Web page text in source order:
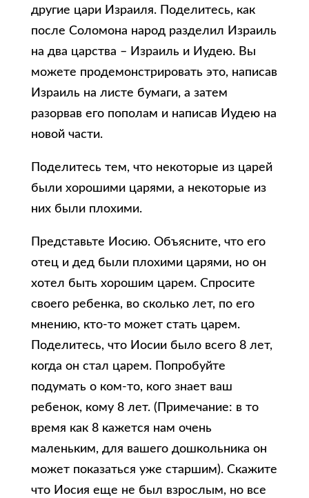
другие цари Израиля. Поделитесь, как
после Соломона народ разделил Израиль
на два царства – Израиль и Иудею. Вы
можете продемонстрировать это, написав
Израиль на листе бумаги, а затем
разорвав его пополам и написав Иудею на
новой части.
Поделитесь тем, что некоторые из царей
были хорошими царями, а некоторые из
них были плохими.
Представьте Иосию. Объясните, что его
отец и дед были плохими царями, но он
хотел быть хорошим царем. Спросите
своего ребенка, во сколько лет, по его
мнению, кто-то может стать царем.
Поделитесь, что Иосии было всего 8 лет,
когда он стал царем. Попробуйте
подумать о ком-то, кого знает ваш
ребенок, кому 8 лет. (Примечание: в то
время как 8 кажется нам очень
маленьким, для вашего дошкольника он
может показаться уже старшим). Скажите
что Иосия еще не был взрослым, но все